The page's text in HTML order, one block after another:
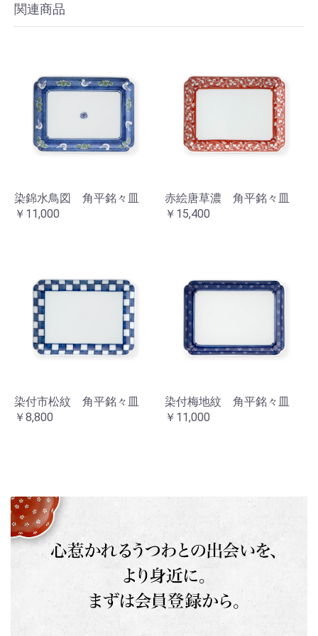
お買い物を続ける カートへ進む
関連商品
染錦水鳥図 角平銘々皿
￥11,000
赤絵唐草濃 角平銘々皿
￥15,400
染付市松紋 角平銘々皿
￥8,800
染付梅地紋 角平銘々皿
￥11,000